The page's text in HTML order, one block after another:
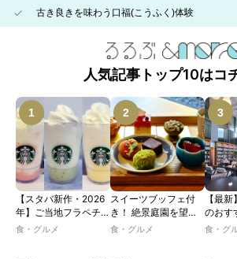
古き良きを味わう口福(こうふく)体験
人気記事トップ10はコ
【スタバ新作・2026
年】ご当地フラペチー
ノが新登場！ 地域と
食・グルメ
スイーツブッフェ付
き！ 絶景庭園を望む
ホテルレストランで味
食・グルメ
【最
のおす
選｜ひ
食・グ